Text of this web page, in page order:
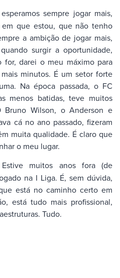
esperamos sempre jogar mais,
que estou, que não tenho
a ambição de jogar mais,
surgir a oportunidade,
darei o meu máximo para
minutos. É um setor forte
Na época passada, o FC
menos batidas, teve muitos
Bruno Wilson, o Anderson e
cá no ano passado, fizeram
muita qualidade. É claro que
o meu lugar.
Estive muitos anos fora (de
na I Liga. É, sem dúvida,
está no caminho certo em
está tudo mais profissional,
Tudo.